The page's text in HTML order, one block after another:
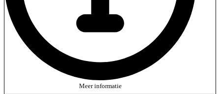
Meer informatie